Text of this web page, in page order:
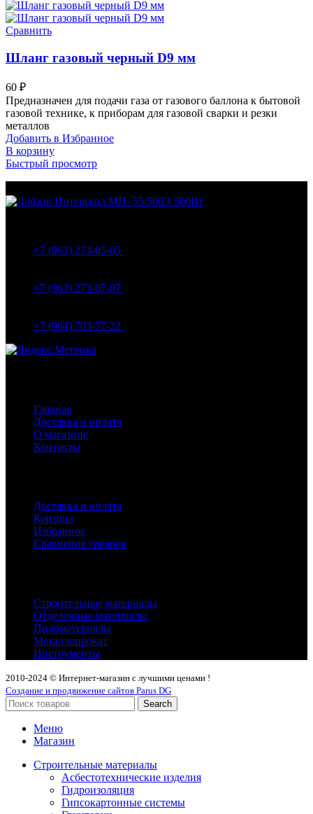
Сравнить
Шланг газовый черный D9 мм
60 ₽
Предназначен для подачи газа от газового баллона к бытовой
газовой технике, к приборам для газовой сварки и резки
металлов
Добавить в Избранное
В корзину
Быстрый просмотр
+7 (963) 273-05-05
+7 (963) 273-07-07
+7 (964) 703-77-22
Главная
Доставка и оплата
О магазине
Контакты
Доставка и оплата
Корзина
Избранное
Сравнение товаров
Строительные материалы
Отделочные материалы
Пиломатериалы
Металлопрокат
Инструменты
2010-2024 © Интернет-магазин с лучшими ценами !
Создание и продвижение сайтов Parus DG
Search
Меню
Магазин
Строительные материалы
Асбестотехнические изделия
Гидроизоляция
Гипсокартонные системы